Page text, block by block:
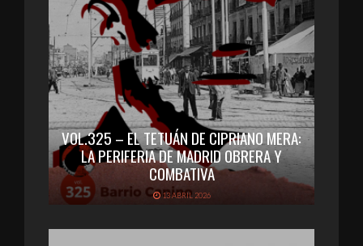
VOL.325 – EL TETUÁN DE CIPRIANO MERA:
LA PERIFERIA DE MADRID OBRERA Y
COMBATIVA
13 ABRIL 2026